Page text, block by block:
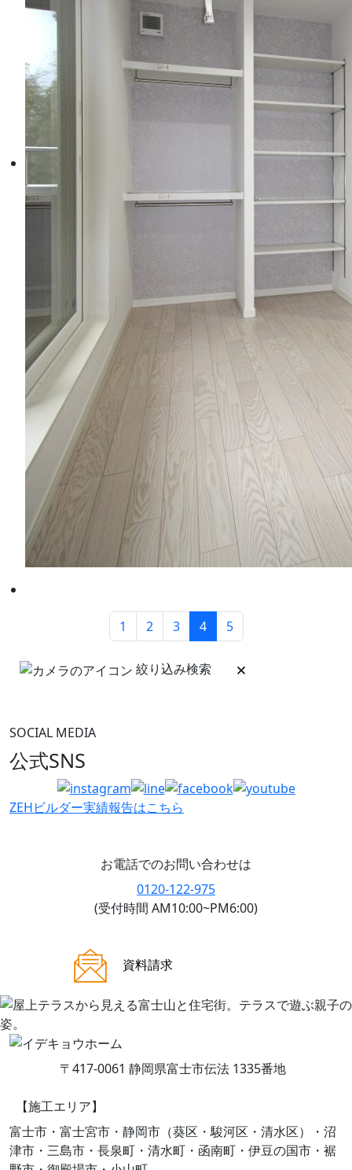
1 2 3 4 5
絞り込み検索
SOCIAL MEDIA
公式SNS
ZEHビルダー実績報告はこちら
お電話でのお問い合わせは
0120-122-975
(受付時間 AM10:00~PM6:00)
資料請求
〒417-0061 静岡県富士市伝法 1335番地
【施工エリア】
富士市・富士宮市・静岡市（葵区・駿河区・清水区）・沼
津市・三島市・長泉町・清水町・函南町・伊豆の国市・裾